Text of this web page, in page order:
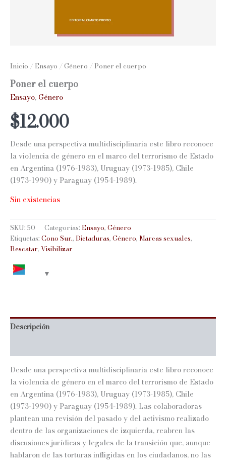
Inicio / Ensayo /Género / Poner el cuerpo
Poner el cuerpo
Ensayo, Género
$12.000
Desde una perspectiva multidisciplinaria este libro reconoce
la violencia de género en el marco del terrorismo de Estado
en Argentina (1976-1983), Uruguay (1973-1985), Chile
(1973-1990) y Paraguay (1954-1989).
Sin existencias
SKU: 50 Categorías: Ensayo, Género
Etiquetas: Cono Sur., Dictaduras, Género, Marcas sexuales,
Rescatar, Visibilizar
Descripción
Desde una perspectiva multidisciplinaria este libro reconoce
la violencia de género en el marco del terrorismo de Estado
en Argentina (1976-1983), Uruguay (1973-1985), Chile
(1973-1990) y Paraguay (1954-1989). Las colaboradoras
plantean una revisión del pasado y del activismo realizado
dentro de las organizaciones de izquierda, reabren las
discusiones jurídicas y legales de la transición que, aunque
hablaron de las torturas infligidas en los ciudadanos, no las